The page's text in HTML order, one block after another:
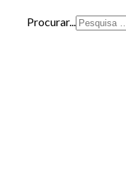
Procurar...